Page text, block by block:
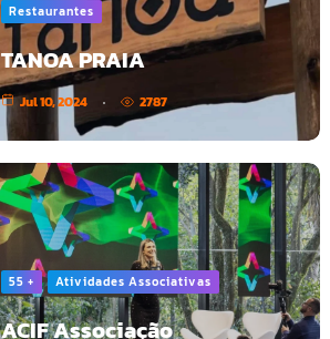
Restaurantes
TANOA PRAIA
Jul 10, 2024 2787
55 + Atividades Associativas
ACIF Associação